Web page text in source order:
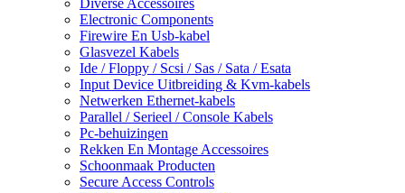
Diverse Accessoires
Electronic Components
Firewire En Usb-kabel
Glasvezel Kabels
Ide / Floppy / Scsi / Sas / Sata / Esata
Input Device Uitbreiding & Kvm-kabels
Netwerken Ethernet-kabels
Parallel / Serieel / Console Kabels
Pc-behuizingen
Rekken En Montage Accessoires
Schoonmaak Producten
Secure Access Controls